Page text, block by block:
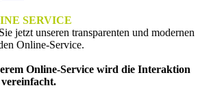
SERVICE
jetzt unseren transparenten und modernen
Online-Service.
Online-Service wird die Interaktion